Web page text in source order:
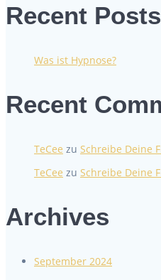
Recent Posts
Was ist Hypnose?
Recent
TeCee zu Schreibe Deine
TeCee zu Schreibe Deine
Archives
September 2024